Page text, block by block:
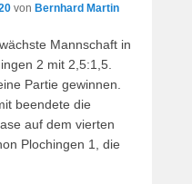
von Bernhard Martin
Mannschaft in
2 mit 2,5:1,5.
Partie gewinnen.
beendete die
auf dem vierten
Plochingen 1, die